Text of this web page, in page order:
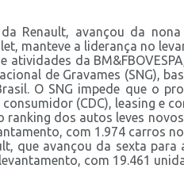
Renault, avançou da
manteve a liderança no
da
de Gravames (SNG),
O SNG impede que o
(CDC), leasing e
dos autos leves
com 1.974 carros
que avançou da sexta
com 19.461